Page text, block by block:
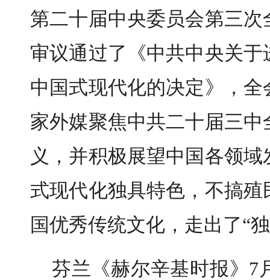
第二十届中央委员会第三
审议通过了《中共中央关
中国式现代化的决定》，
家外媒聚焦中共二十届三
义，并积极展望中国各领
式现代化独具特色，不搞
国优秀传统文化，走出了“
芬兰《赫尔辛基时报》7